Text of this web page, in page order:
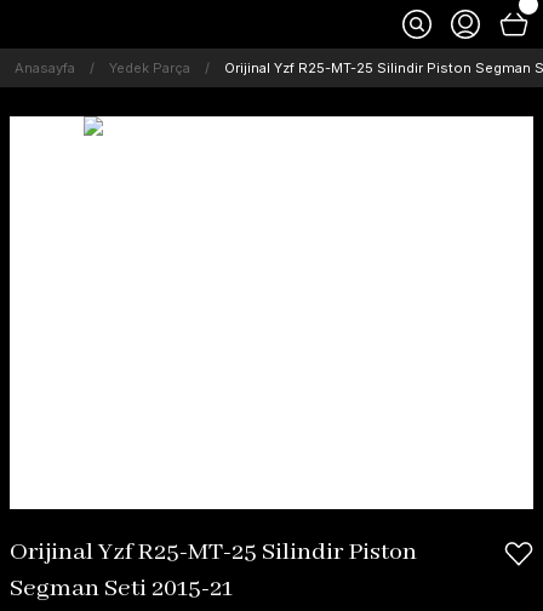
Anasayfa Yedek Parça Orijinal Yzf R25-MT-25 Silindir Piston Segman
Orijinal Yzf R25-MT-25 Silindir Piston
Segman Seti 2015-21